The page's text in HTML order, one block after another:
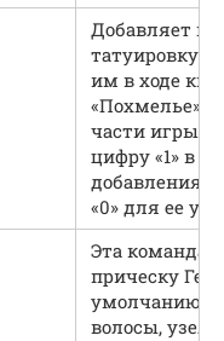
Добавляет
татуировку,
им в ходе
«Похмелье»
части игры.
цифру «1» в
добавления
«0» для ее
Эта команда
прическу
умолчанию
волосы, узел